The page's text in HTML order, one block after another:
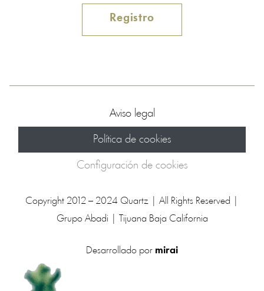
Registro
Aviso legal
Política de cookies
Configuración de cookies
Copyright 2012 – 2024 Quartz | All Rights Reserved |
Grupo Abadi | Tijuana Baja California
Desarrollado por mirai